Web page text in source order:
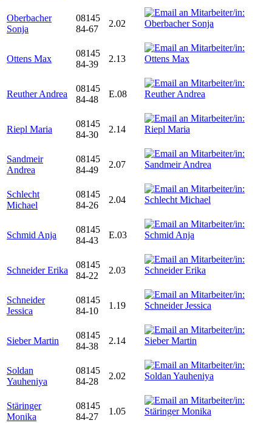
Oberbacher
Sonja
08145
84-67
2.02
Ottens Max
08145
84-39
2.13
Reuther Andrea
08145
84-48
E.08
Riepl Maria
08145
84-30
2.14
Sandmeir
Andrea
08145
84-49
2.07
Schlecht
Michael
08145
84-26
2.04
Schmid Anja
08145
84-43
E.03
Schneider Erika
08145
84-22
2.03
Schneider
Jessica
08145
84-10
1.19
Sieber Martin
08145
84-38
2.14
Soldan
Yauheniya
08145
84-28
2.02
Stäringer
Monika
08145
84-27
1.05